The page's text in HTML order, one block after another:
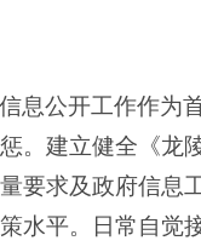
息公开工作作为
。建立健全《龙
要求及政府信息
水平。日常自觉